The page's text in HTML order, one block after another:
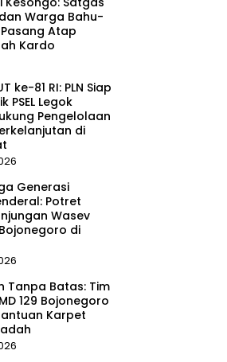
dan Warga Bahu-
Atap
Kardo
ke-81 RI: PLN Siap
PSEL Legok
Pengelolaan
di
Generasi
Potret
Wasev
Bojonegoro di
Tanpa Batas: Tim
129 Bojonegoro
Karpet